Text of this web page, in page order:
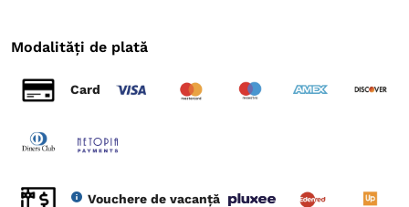
Modalități de plată
Card
Vouchere de vacanță